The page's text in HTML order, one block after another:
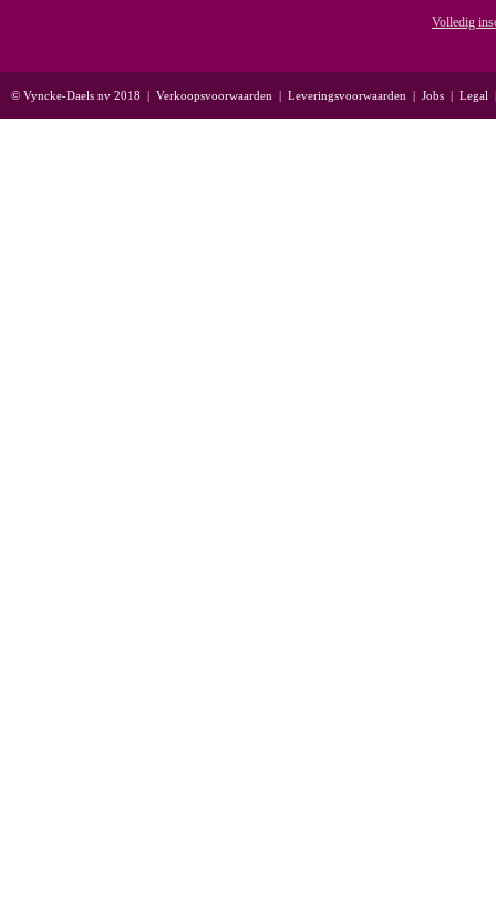
Volledig
© Vyncke-Daels nv 2018 | Verkoopsvoorwaarden | Leveringsvoorwaarden | Jobs | Legal